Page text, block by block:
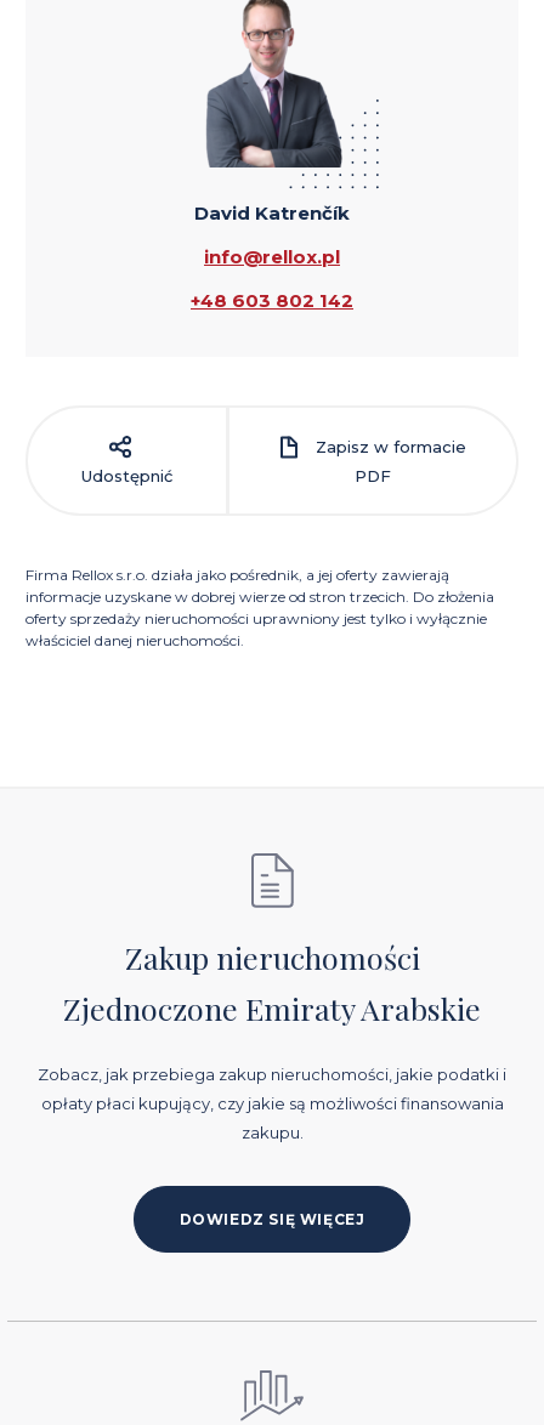
David Katrenčík
info@rellox.pl
+48 603 802 142
Udostępnić
Zapisz w formacie
PDF
Firma Rellox s.r.o. działa jako pośrednik, a jej oferty zawierają
informacje uzyskane w dobrej wierze od stron trzecich. Do złożenia
oferty sprzedaży nieruchomości uprawniony jest tylko i wyłącznie
właściciel danej nieruchomości.
Zakup nieruchomości
Zjednoczone Emiraty Arabskie
Zobacz, jak przebiega zakup nieruchomości, jakie podatki i
opłaty płaci kupujący, czy jakie są możliwości finansowania
zakupu.
DOWIEDZ SIĘ WIĘCEJ